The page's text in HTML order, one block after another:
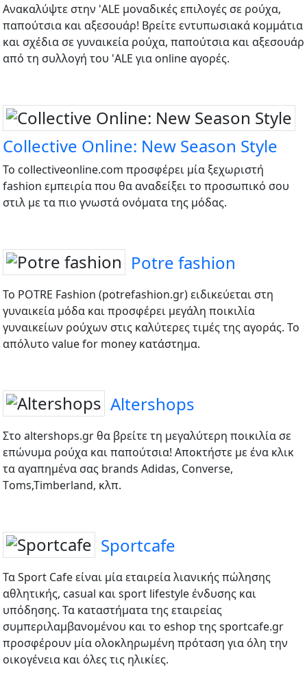
Ανακαλύψτε στην 'ALE μοναδικές επιλογές σε ρούχα,
παπούτσια και αξεσουάρ! Βρείτε εντυπωσιακά κομμάτια
και σχέδια σε γυναικεία ρούχα, παπούτσια και αξεσουάρ
από τη συλλογή του 'ALE για online αγορές.
Collective Online: New Season Style
Το collectiveonline.com προσφέρει μία ξεχωριστή
fashion εμπειρία που θα αναδείξει το προσωπικό σου
στιλ με τα πιο γνωστά ονόματα της μόδας.
Potre fashion
Το POTRE Fashion (potrefashion.gr) ειδικεύεται στη
γυναικεία μόδα και προσφέρει μεγάλη ποικιλία
γυναικείων ρούχων στις καλύτερες τιμές της αγοράς. Το
απόλυτο value for money κατάστημα.
Altershops
Στο altershops.gr θα βρείτε τη μεγαλύτερη ποικιλία σε
επώνυμα ρούχα και παπούτσια! Αποκτήστε με ένα κλικ
τα αγαπημένα σας brands Adidas, Converse,
Τoms,Timberland, κλπ.
Sportcafe
Τα Sport Cafe είναι μία εταιρεία λιανικής πώλησης
αθλητικής, casual και sport lifestyle ένδυσης και
υπόδησης. Τα καταστήματα της εταιρείας
συμπεριλαμβανομένου και το eshop της sportcafe.gr
προσφέρουν μία ολοκληρωμένη πρόταση για όλη την
οικογένεια και όλες τις ηλικίες.